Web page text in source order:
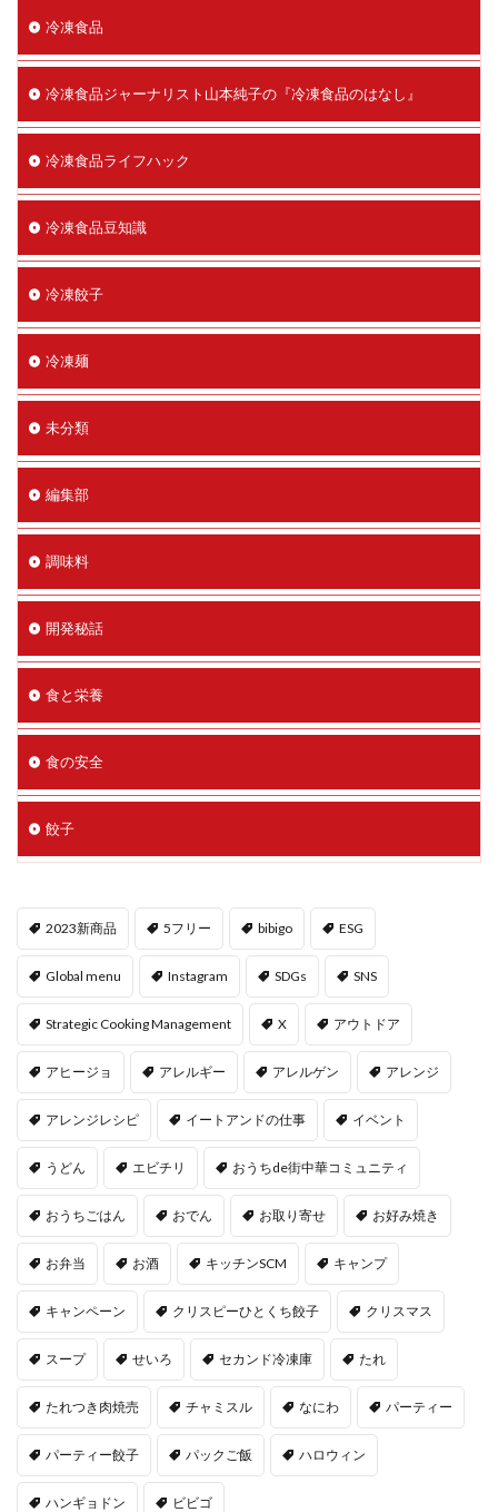
冷凍食品
冷凍食品ジャーナリスト山本純子の『冷凍食品のはなし』
冷凍食品ライフハック
冷凍食品豆知識
冷凍餃子
冷凍麺
未分類
編集部
調味料
開発秘話
食と栄養
食の安全
餃子
2023新商品 5フリー bibigo ESG
Global menu Instagram SDGs SNS
Strategic Cooking Management X アウトドア
アヒージョ アレルギー アレルゲン アレンジ
アレンジレシピ イートアンドの仕事 イベント
うどん エビチリ おうちde街中華コミュニティ
おうちごはん おでん お取り寄せ お好み焼き
お弁当 お酒 キッチンSCM キャンプ
キャンペーン クリスピーひとくち餃子 クリスマス
スープ せいろ セカンド冷凍庫 たれ
たれつき肉焼売 チャミスル なにわ パーティー
パーティー餃子 パックご飯 ハロウィン
ハンギョドン ビビゴ